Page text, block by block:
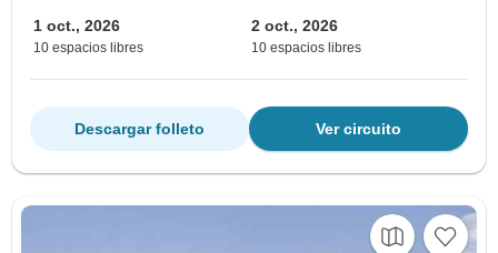
1 oct., 2026
10 espacios libres
2 oct., 2026
10 espacios libres
Ver circuito
Descargar folleto